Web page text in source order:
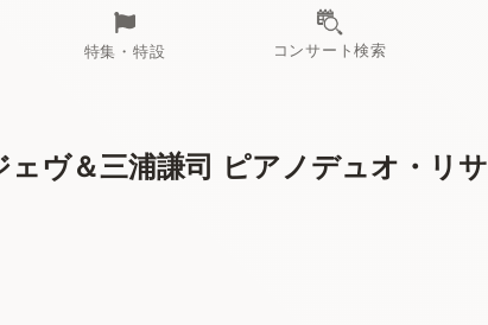
特集・特設 コンサート検索
ヴ＆三浦謙司 ピアノデュオ・リサ